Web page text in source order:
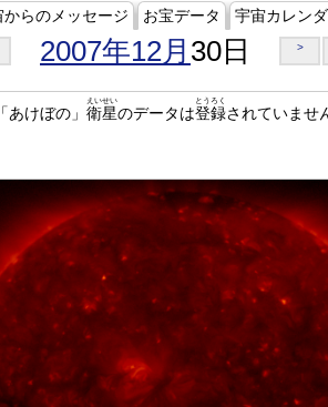
からのメッセージ お宝データ 宇宙カレン
2007年12月 30日 >
あけぼの」 衛星
えいせい
のデータは登録
とうろく
されていませ